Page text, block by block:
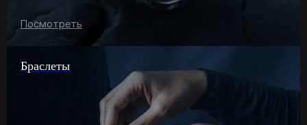
Посмотреть
Браслеты